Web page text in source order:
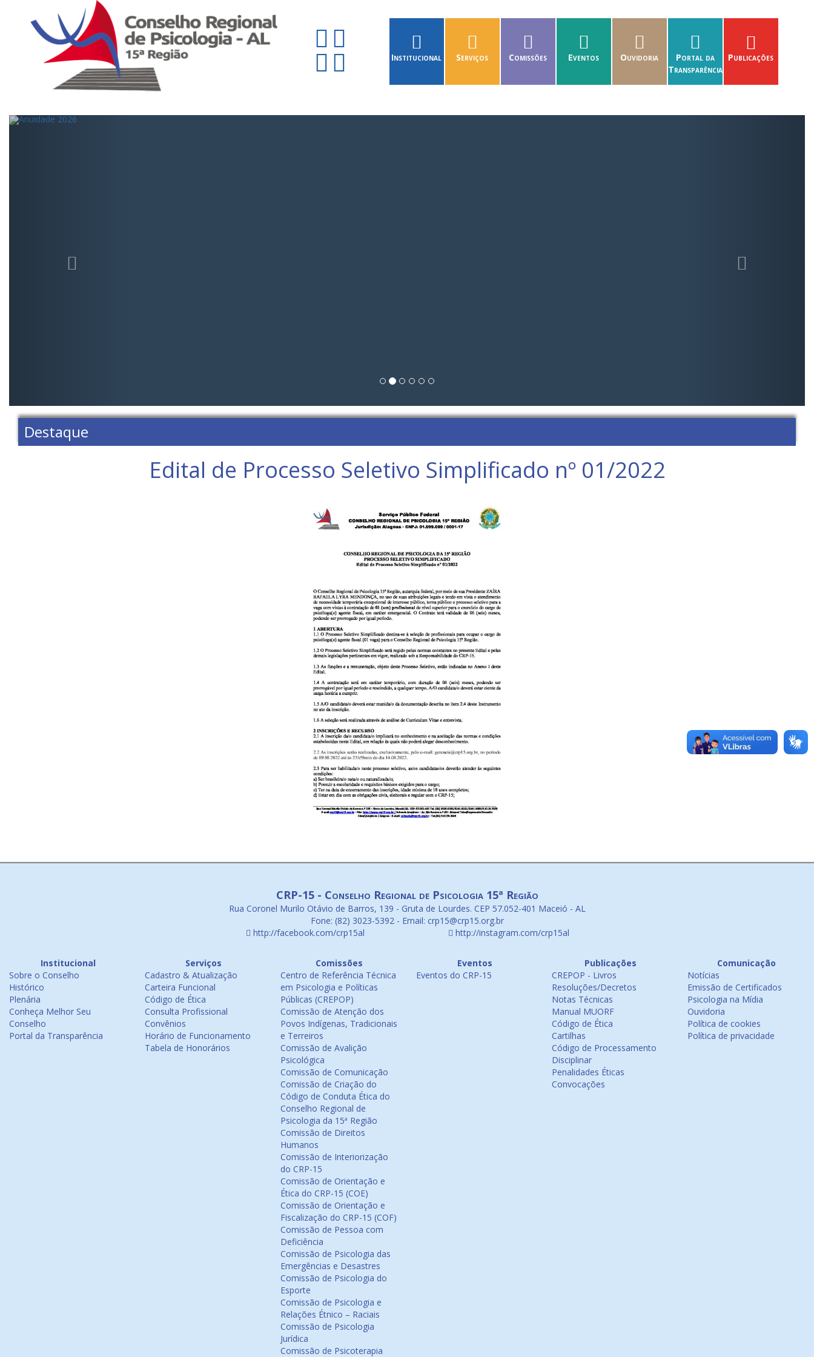
Institucional Serviços Comissões Eventos Ouvidoria
Portal da
Transparência
Publicações
Destaque
Edital de Processo Seletivo Simplificado nº 01/2022
CRP-15 - Conselho Regional de Psicologia 15ª Região
Rua Coronel Murilo Otávio de Barros, 139 - Gruta de Lourdes. CEP 57.052-401 Maceió - AL
Fone: (82) 3023-5392 - Email: crp15@crp15.org.br
http://facebook.com/crp15al
http://instagram.com/crp15al
Institucional
Sobre o Conselho
Histórico
Plenária
Conheça Melhor Seu
Conselho
Portal da Transparência
Serviços
Cadastro & Atualização
Carteira Funcional
Código de Ética
Consulta Profissional
Convênios
Horário de Funcionamento
Tabela de Honorários
Comissões
Centro de Referência Técnica
em Psicologia e Políticas
Públicas (CREPOP)
Comissão de Atenção dos
Povos Indígenas, Tradicionais
e Terreiros
Comissão de Avalição
Psicológica
Comissão de Comunicação
Comissão de Criação do
Código de Conduta Ética do
Conselho Regional de
Psicologia da 15ª Região
Comissão de Direitos
Humanos
Comissão de Interiorização
do CRP-15
Comissão de Orientação e
Ética do CRP-15 (COE)
Comissão de Orientação e
Fiscalização do CRP-15 (COF)
Comissão de Pessoa com
Deficiência
Comissão de Psicologia das
Emergências e Desastres
Comissão de Psicologia do
Esporte
Comissão de Psicologia e
Relações Étnico – Raciais
Comissão de Psicologia
Jurídica
Comissão de Psicoterapia
Eventos
Eventos do CRP-15
Publicações
CREPOP - Livros
Resoluções/Decretos
Notas Técnicas
Manual MUORF
Código de Ética
Cartilhas
Código de Processamento
Disciplinar
Penalidades Éticas
Convocações
Comunicação
Notícias
Emissão de Certificados
Psicologia na Mídia
Ouvidoria
Política de cookies
Política de privacidade